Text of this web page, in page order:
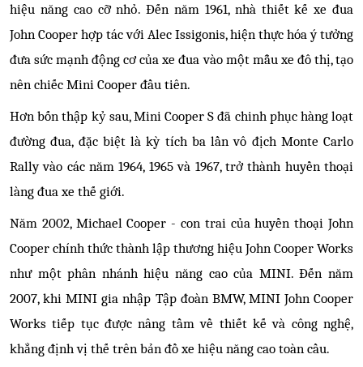
hiệu năng cao cỡ nhỏ. Đến năm 1961, nhà thiết kế xe đua
John Cooper hợp tác với Alec Issigonis, hiện thực hóa ý tưởng
đưa sức mạnh động cơ của xe đua vào một mẫu xe đô thị, tạo
nên chiếc Mini Cooper đầu tiên.
Hơn bốn thập kỷ sau, Mini Cooper S đã chinh phục hàng loạt
đường đua, đặc biệt là kỳ tích ba lần vô địch Monte Carlo
Rally vào các năm 1964, 1965 và 1967, trở thành huyền thoại
làng đua xe thế giới.
Năm 2002, Michael Cooper - con trai của huyền thoại John
Cooper chính thức thành lập thương hiệu John Cooper Works
như một phân nhánh hiệu năng cao của MINI. Đến năm
2007, khi MINI gia nhập Tập đoàn BMW, MINI John Cooper
Works tiếp tục được nâng tầm về thiết kế và công nghệ,
khẳng định vị thế trên bản đồ xe hiệu năng cao toàn cầu.